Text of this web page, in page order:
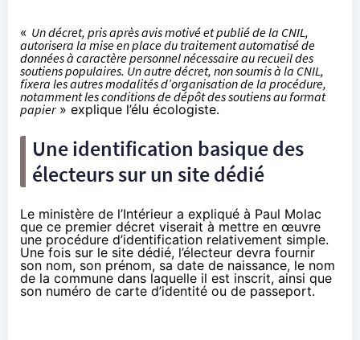
« Un décret, pris après avis motivé et publié de la CNIL,
autorisera la mise en place du traitement automatisé de
données à caractère personnel nécessaire au recueil des
soutiens populaires. Un autre décret, non soumis à la CNIL,
fixera les autres modalités d’organisation de la procédure,
notamment les conditions de dépôt des soutiens au format
papier» explique l’élu écologiste.
Une identification basique des
électeurs sur un site dédié
Le ministère de l’Intérieur a expliqué à Paul Molac
que ce premier décret viserait à mettre en œuvre
une procédure d’identification relativement simple.
Une fois sur le site dédié, l’électeur devra fournir
son nom, son prénom, sa date de naissance, le nom
de la commune dans laquelle il est inscrit, ainsi que
son numéro de carte d’identité ou de passeport.